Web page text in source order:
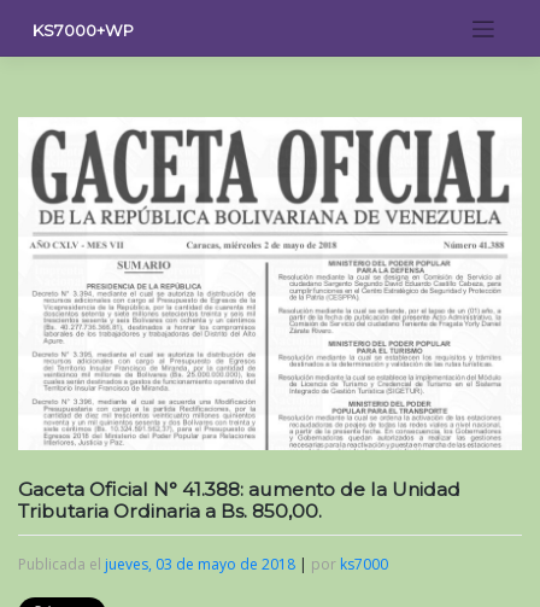
contenido
KS7000+WP
Gaceta Oficial N° 41.388: aumento de la Unidad
Tributaria Ordinaria a Bs. 850,00.
Publicada el jueves, 03 de mayo de 2018 | por ks7000